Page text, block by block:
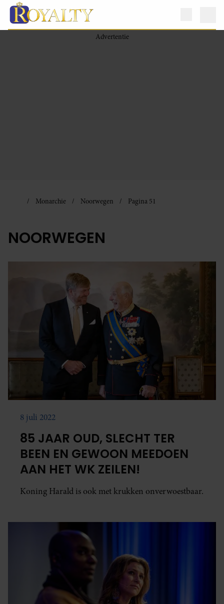
Monarchie Noorwegen Pagina 51
NOORWEGEN
8 juli 2022
85 JAAR OUD, SLECHT TER
BEEN EN GEWOON MEEDOEN
AAN HET WK ZEILEN!
Koning Harald is ook met krukken onverwoestbaar.